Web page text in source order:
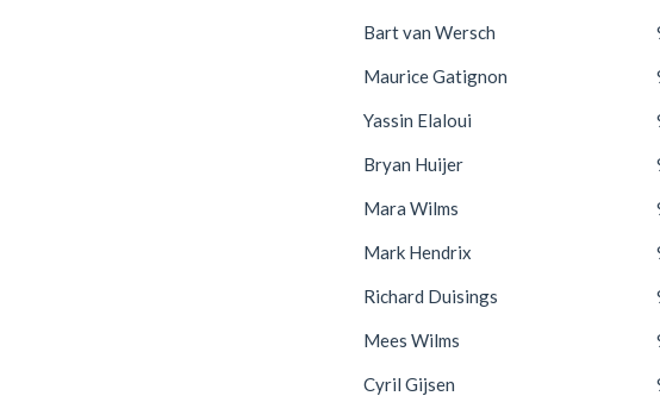
Bart van Wersch
Maurice Gatignon
Yassin Elaloui
Bryan Huijer
Mara Wilms
Mark Hendrix
Richard Duisings
Mees Wilms
Cyril Gijsen